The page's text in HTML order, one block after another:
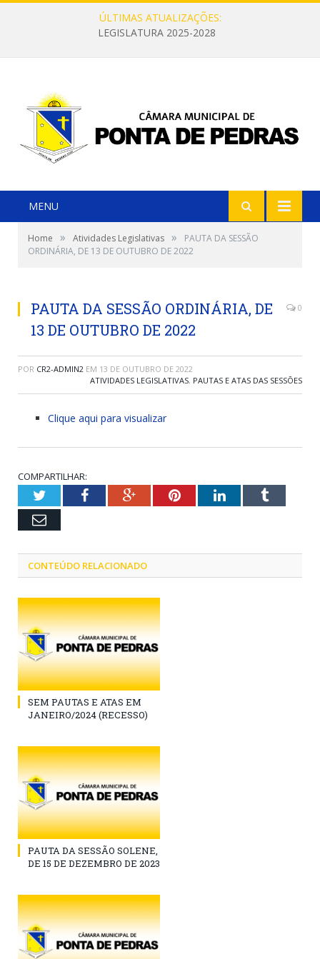
ÚLTIMAS ATUALIZAÇÕES:
LEGISLATURA 2025-2028
MENU
Home » Atividades Legislativas »
PAUTA DA SESSÃO
ORDINÁRIA, DE 13 DE OUTUBRO DE 2022
PAUTA DA SESSÃO ORDINÁRIA, DE
13 DE OUTUBRO DE 2022
0
POR CR2-ADMIN2 EM 13 DE OUTUBRO DE 2022
ATIVIDADES LEGISLATIVAS, PAUTAS E ATAS DAS SESSÕES
Clique aqui para visualizar
COMPARTILHAR:
TwitterFacebookGoogle+PinterestLinkedInTumblr
Email
CONTEÚDO RELACIONADO
SEM PAUTAS E ATAS EM
JANEIRO/2024 (RECESSO)
PAUTA DA SESSÃO SOLENE,
DE 15 DE DEZEMBRO DE 2023